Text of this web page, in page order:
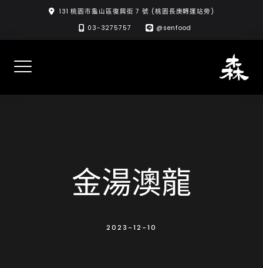
content
131 桃園市龜山區復興街 7 號 (桃園長庚轉運站旁)
03-3275757
@senfood
金湯澳龍
2023-12-10